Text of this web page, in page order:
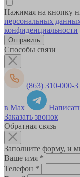
Нажимая на кнопку
персональных
конфиденциальности
Способы связи
(863) 310-000-3
в Max
Заказать звонок
Обратная связь
Заполните форму, и
Ваше имя *
Телефон *